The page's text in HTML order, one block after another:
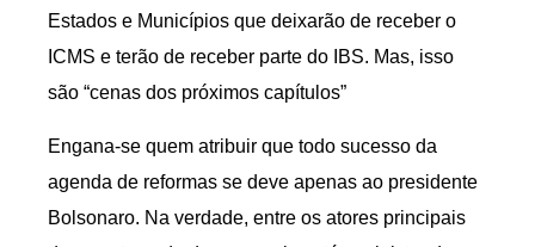
Estados e Municípios que deixarão de receber o
ICMS e terão de receber parte do IBS. Mas, isso
são “cenas dos próximos capítulos”
Engana-se quem atribuir que todo sucesso da
agenda de reformas se deve apenas ao presidente
Bolsonaro. Na verdade, entre os atores principais